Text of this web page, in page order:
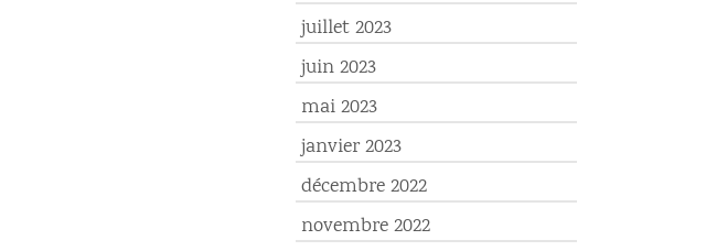
juillet 2023
juin 2023
mai 2023
janvier 2023
décembre 2022
novembre 2022